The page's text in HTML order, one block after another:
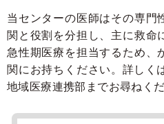
当センターの医師はその専門
関と役割を分担し、主に救命
急性期医療を担当するため、
関にお持ちください。 詳しく
地域医療連携部までお尋ねくだ